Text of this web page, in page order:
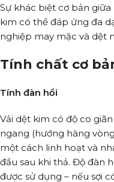
Sự khác biệt cơ bản
kim có thể đáp ứng đa
nghiệp may mặc và dệt
Tính chất cơ
Tính đàn hồi
Vải dệt kim có độ co
ngang (hướng hàng
một cách linh hoạt và
đầu sau khi thả. Độ đàn
được sử dụng – nếu sợi